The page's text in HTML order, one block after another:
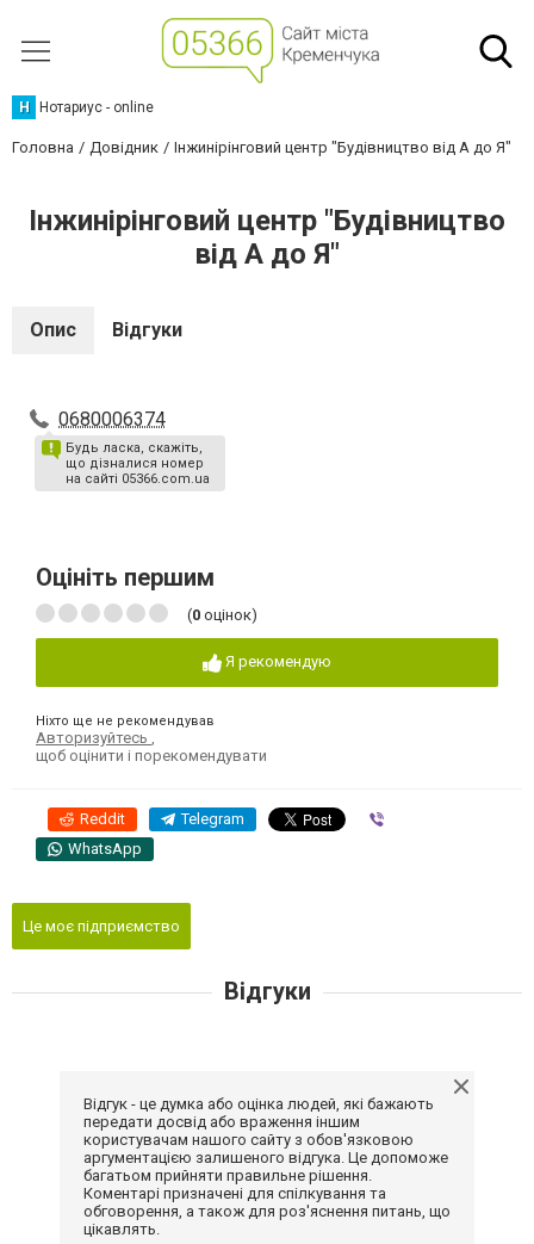
Н Нотариус - online
Головна Довідник Інжинірінговий центр "Будівництво від А до Я"
Інжинірінговий центр "Будівництво
від А до Я"
Опис Відгуки
0680006374
Будь ласка, скажіть,
що дізналися номер
на сайті 05366.com.ua
Оцініть першим
(0 оцінок)
Я рекомендую
Ніхто ще не рекомендував
Авторизуйтесь
щоб оцінити і порекомендувати
Reddit Telegram
WhatsApp
Це моє підприємство
Відгуки
Відгук - це думка або оцінка людей, які бажають
передати досвід або враження іншим
користувачам нашого сайту з обов'язковою
аргументацією залишеного відгука. Це допоможе
багатьом прийняти правильне рішення.
Коментарі призначені для спілкування та
обговорення, а також для роз'яснення питань, що
цікавлять.